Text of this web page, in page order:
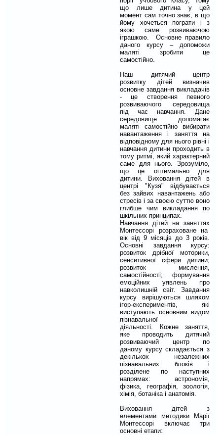
що лише дитина у цей
момент сам точно знає, в що
йому хочеться пограти і з
якою саме розвиваючою
іграшкою. Основне правило
даного курсу – допоможи
маляті зробити це
самостійно.
Наш дитячий центр
розвитку дітей визначив
основне завдання викладачів
- це створення певного
розвиваючого середовища
під час навчання. Дане
середовище допомагає
маляті самостійно вибирати
навантаження і заняття на
відповідному для нього рівні і
навчання дитини проходить в
тому ритмі, який характерний
саме для нього. Зрозуміло,
що це оптимально для
дитини. Виховання дітей в
центрі "Кузя" відбувається
без зайвих навантажень або
стресів і за своєю суттю воно
глибше чим викладання по
шкільних принципах.
Навчання дітей на заняттях
Монтессорі розраховане на
вік від 9 місяців до 3 років.
Основні завдання курсу:
розвиток дрібної моторики,
сенситивної сфери дитини;
розвиток мислення,
самостійності; формування
емоційних уявлень про
навколишній світ. Завдання
курсу вирішуються шляхом
ігор-експериментів, які
виступають основним видом
пізнавальної
діяльності. Кожне заняття,
яке проводить дитячий
розвиваючий центр по
даному курсу складається з
декількох незалежних
пізнавальних блоків і
розділене по наступних
напрямах: астрономія,
фізика, географія, зоологія,
хімія, ботаніка і анатомія.
Виховання дітей з
елементами методики Марії
Монтессорі включає три
основні етапи: